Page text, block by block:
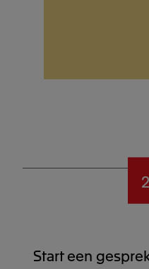
Start een